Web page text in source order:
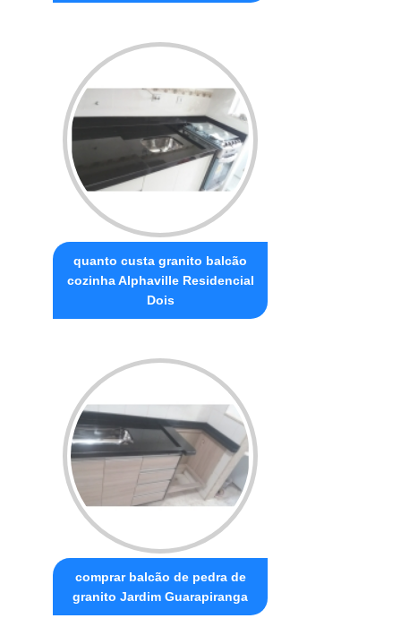
quanto custa granito balcão
cozinha Alphaville Residencial
Dois
comprar balcão de pedra de
granito Jardim Guarapiranga